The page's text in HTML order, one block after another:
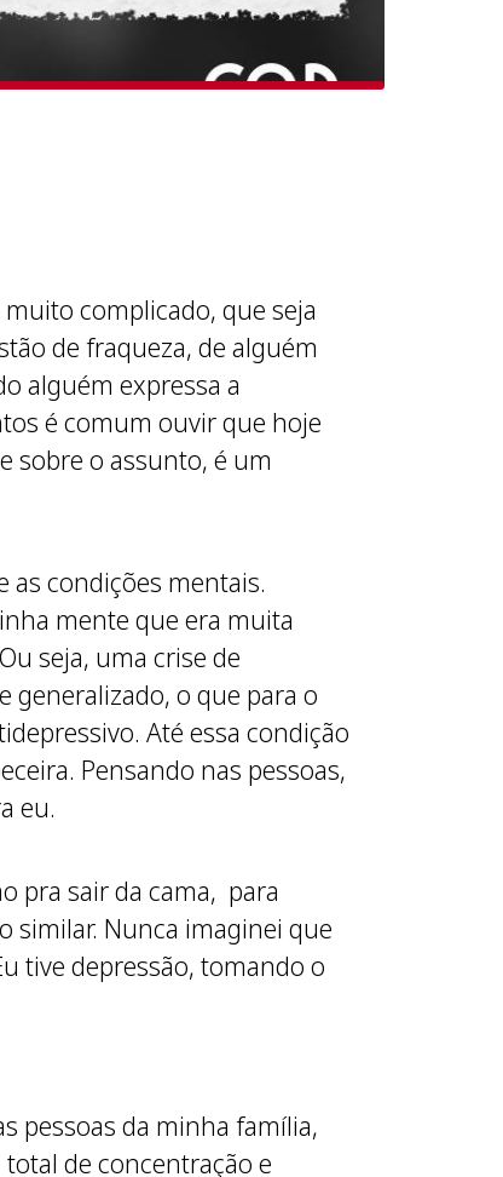
complicado, que seja
de fraqueza, de alguém
alguém expressa a
é comum ouvir que hoje
sobre o assunto, é um
as condições mentais.
mente que era muita
seja, uma crise de
generalizado, o que para o
Até essa condição
Pensando nas pessoas,
eu.
pra sair da cama, para
similar. Nunca imaginei que
tive depressão, tomando o
pessoas da minha família,
total de concentração e